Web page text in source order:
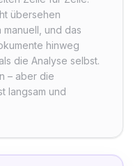
übersehen
und das
hinweg
die Analyse selbst.
– aber die
langsam und